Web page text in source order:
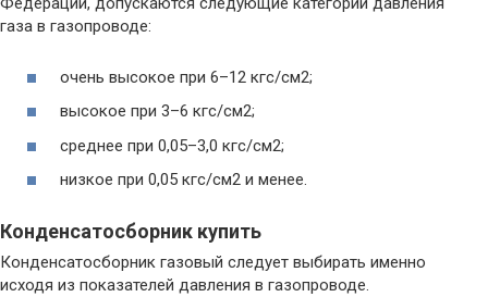
газа в газопроводе:
очень высокое при 6–12 кгс/см2;
высокое при 3–6 кгс/см2;
среднее при 0,05–3,0 кгс/см2;
низкое при 0,05 кгс/см2 и менее.
Конденсатосборник купить
Конденсатосборник газовый следует выбирать именно
исходя из показателей давления в газопроводе.